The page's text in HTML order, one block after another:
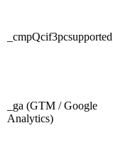
_cmpQcif3pcsupported
_ga (GTM / Google
Analytics)